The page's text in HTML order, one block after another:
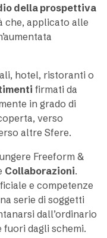
della prospettiva
che, applicato alle
hotel, ristoranti o
firmati da
in grado di
verso
altre Sfere.
Freeform &
Collaborazioni.
e competenze
serie di soggetti
dall’ordinario
dagli schemi.